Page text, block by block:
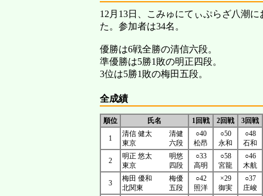
12月13日、こみゅにてぃぷらざ八潮
た。参加者は34名。
優勝は6戦全勝の清信六段。
準優勝は5勝1敗の明正四段。
3位は5勝1敗の梅田五段。
全成績
順位 氏名 1回戦 2回戦 3回戦
1
清信 健太
東京
清健
六段
○40
松昂
○50
永和
○48
石和
2
明正 悠太
東京
明悠
四段
○33
高明
○58
宮龍
○46
木航
3
梅田 優和
北関東
梅優
五段
○42
照洋
×29
御実
○37
庄峻